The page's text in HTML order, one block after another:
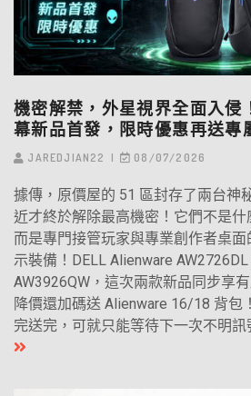
機密解禁，外星視界全面入侵
幕新品首發，限時優惠再送專
JAREDJIAN22 08/07/2026
據傳，原價屋的 51 區封存了兩台神
近才終於解除最高機密！它們不是什
而是專門接管玩家與專業創作者桌
示裝備！DELL Alienware
AW3926QW，這次兩款新品同步享
降價還加碼送 Alienware 16/18 背包
完送完，可就只能等待下一次不明